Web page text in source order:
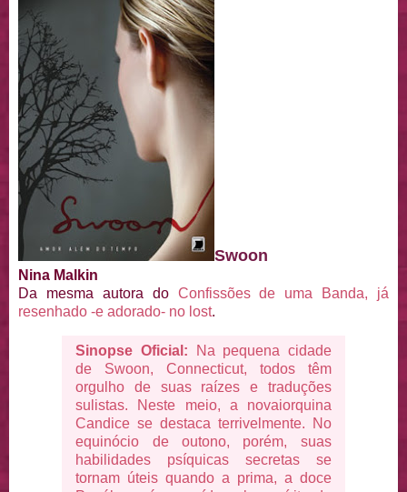
Swoon
Nina Malkin
Da mesma autora do Confissões de uma Banda, já
resenhado -e adorado- no lost.
Sinopse Oficial:
Na pequena cidade
de Swoon, Connecticut, todos têm
orgulho de suas raízes e traduções
sulistas. Neste meio, a novaiorquina
Candice se destaca terrivelmente. No
equinócio de outono, porém, suas
habilidades psíquicas secretas se
tornam úteis quando a prima, a doce